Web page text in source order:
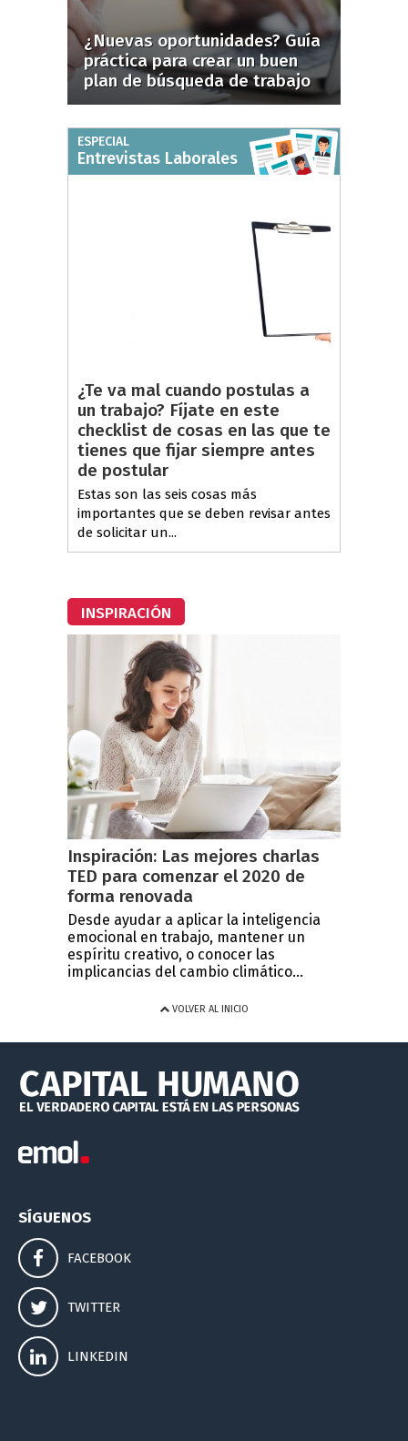
¿Nuevas oportunidades? Guía
práctica para crear un buen
plan de búsqueda de trabajo
ESPECIAL
Entrevistas Laborales
¿Te va mal cuando postulas a
un trabajo? Fíjate en este
checklist de cosas en las que te
tienes que fijar siempre antes
de postular
Estas son las seis cosas más
importantes que se deben revisar antes
de solicitar un...
INSPIRACIÓN
Inspiración: Las mejores charlas
TED para comenzar el 2020 de
forma renovada
Desde ayudar a aplicar la inteligencia
emocional en trabajo, mantener un
espíritu creativo, o conocer las
implicancias del cambio climático...
VOLVER AL INICIO
SÍGUENOS
FACEBOOK
TWITTER
LINKEDIN